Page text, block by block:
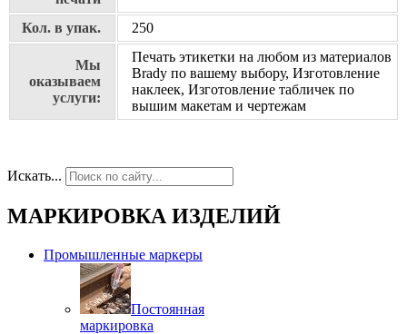
Кол. в упак. 250
Мы
оказываем
услуги:
Печать этикетки на любом из материалов
Brady по вашему выбору, Изготовление
наклеек, Изготовление табличек по
вышим макетам и чертежам
Искать...
МАРКИРОВКА ИЗДЕЛИЙ
Промышленные маркеры
Постоянная
маркировка